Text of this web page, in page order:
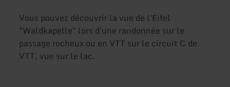
Vous pouvez découvrir la vue de l'Eifel
"Waldkapelle" lors d'une randonnée sur le
passage rocheux ou en VTT sur le circuit C de
VTT, vue sur le lac.